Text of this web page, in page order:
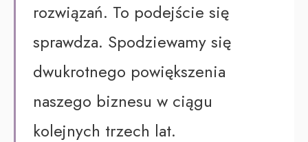
rozwiązań. To podejście się
sprawdza. Spodziewamy się
dwukrotnego powiększenia
naszego biznesu w ciągu
kolejnych trzech lat.